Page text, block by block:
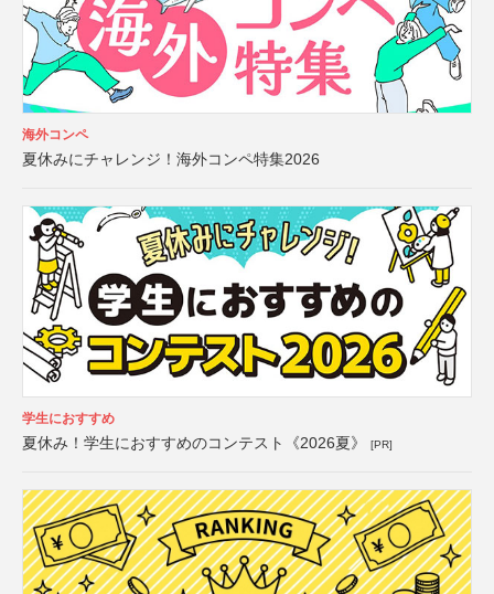
海外コンペ
夏休みにチャレンジ！海外コンペ特集2026
学生におすすめ
夏休み！学生におすすめのコンテスト《2026夏》 [PR]